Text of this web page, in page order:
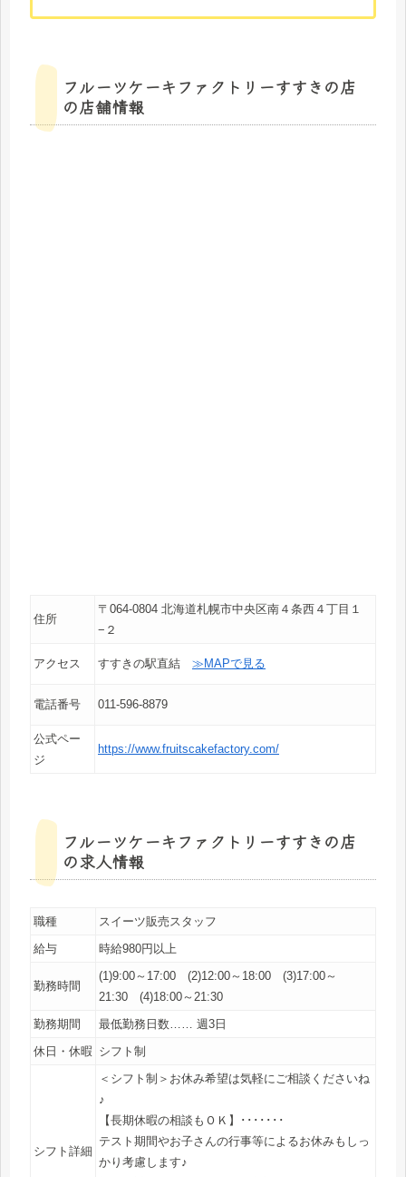
フルーツケーキファクトリーすすきの店
の店舗情報
住所
〒064-0804 北海道札幌市中央区南４条西４丁目１
−２
アクセス すすきの駅直結 ≫MAPで見る
電話番号 011-596-8879
公式ペー
ジ
https://www.fruitscakefactory.com/
フルーツケーキファクトリーすすきの店
の求人情報
職種
スイーツ販売スタッフ
給与
時給980円以上
勤務時間
(1)9:00～17:00 (2)12:00～18:00 (3)17:00～
21:30 (4)18:00～21:30
勤務期間
最低勤務日数…… 週3日
休日・休暇 シフト制
シフト詳細
＜シフト制＞お休み希望は気軽にご相談くださいね
♪
【長期休暇の相談もＯＫ】･･･････
テスト期間やお子さんの行事等によるお休みもしっ
かり考慮します♪